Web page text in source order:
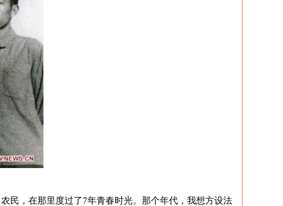
民，在那里度过了7年青春时光。那个年代，我想方设法